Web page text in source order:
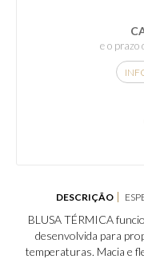
e o prazo
DESCRIÇÃO
BLUSA TÉRMICA
desenvolvida para
temperaturas. Macia e